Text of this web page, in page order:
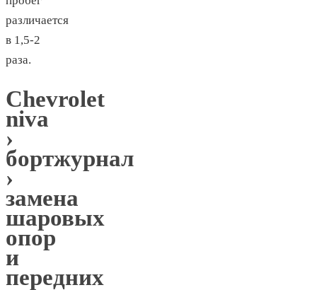
различается
в 1,5-2
раза.
Chevrolet
niva
›
бортжурнал
›
замена
шаровых
опор
и
передних